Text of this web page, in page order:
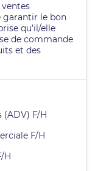
garantir le bon
qu’il/elle
de commande
et des
F/H
F/H
H